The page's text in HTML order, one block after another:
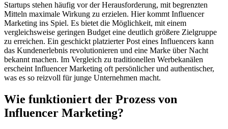
Startups stehen häufig vor der Herausforderung, mit begrenzten
Mitteln maximale Wirkung zu erzielen. Hier kommt Influencer
Marketing ins Spiel. Es bietet die Möglichkeit, mit einem
vergleichsweise geringen Budget eine deutlich größere Zielgruppe
zu erreichen. Ein geschickt platzierter Post eines Influencers kann
das Kundenerlebnis revolutionieren und eine Marke über Nacht
bekannt machen. Im Vergleich zu traditionellen Werbekanälen
erscheint Influencer Marketing oft persönlicher und authentischer,
was es so reizvoll für junge Unternehmen macht.
Wie funktioniert der Prozess von
Influencer Marketing?